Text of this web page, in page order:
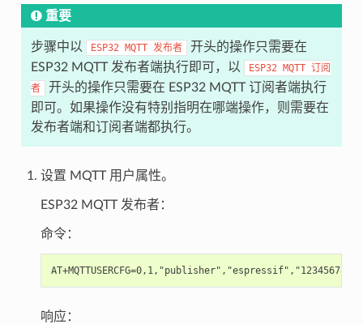
重要
步骤中以 ESP32 MQTT 发布者
开头的操作只需要在
ESP32 MQTT 发布者端执行即可，以
ESP32 MQTT 订阅
者
开头的操作只需要在 ESP32 MQTT 订阅者端执行
即可。如果操作没有特别指明在哪端操作，则需要在
发布者端和订阅者端都执行。
设置 MQTT 用户属性。
ESP32 MQTT 发布者：
命令：
响应：